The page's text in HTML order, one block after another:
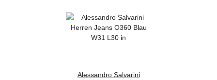
Alessandro Salvarini